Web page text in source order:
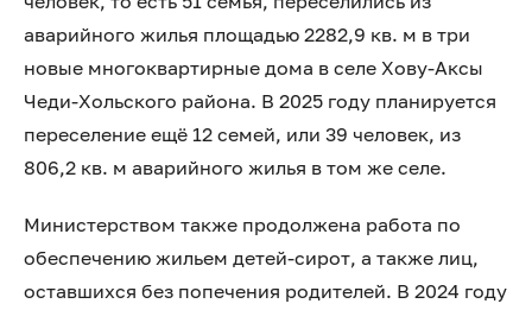
аварийного жилья площадью 2282,9 кв. м в три
новые многоквартирные дома в селе Хову-Аксы
Чеди-Хольского района. В 2025 году планируется
переселение ещё 12 семей, или 39 человек, из
806,2 кв. м аварийного жилья в том же селе.
Министерством также продолжена работа по
обеспечению жильем детей-сирот, а также лиц,
оставшихся без попечения родителей. В 2024 году